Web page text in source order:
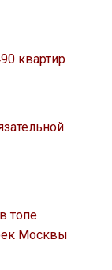
квартир
топе
Москвы